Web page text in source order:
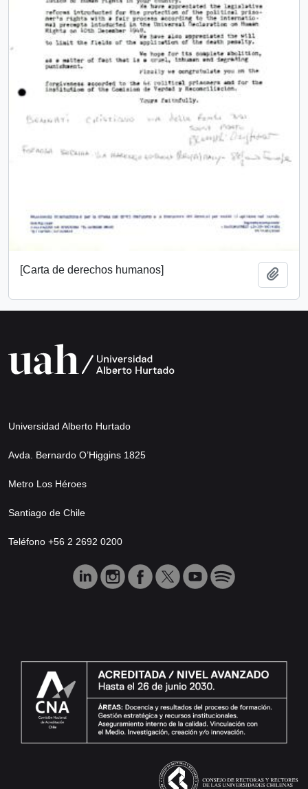
[Carta de derechos humanos]
Universidad Alberto Hurtado
Avda. Bernardo O’Higgins 1825
Metro Los Héroes
Santiago de Chile
Teléfono +56 2 2692 0200